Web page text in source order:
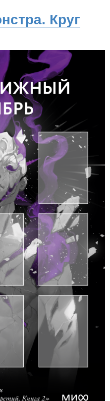
Круг